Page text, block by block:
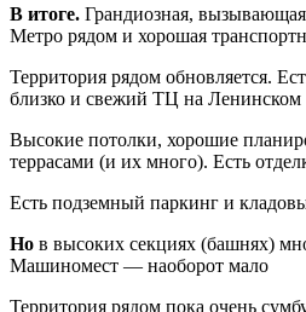
В итоге. Грандиозная,
Метро рядом и хорошая
Территория рядом обновляется.
близко и свежий ТЦ на Ленинском
Высокие потолки, хорошие
террасами (и их много). Есть
Есть подземный паркинг и
Но в высоких секциях (башнях)
Машиномест — наоборот мало
Территория рядом пока очень